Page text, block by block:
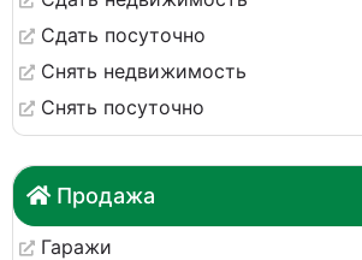
Сдать посуточно
Снять недвижимость
Снять посуточно
Продажа
Гаражи